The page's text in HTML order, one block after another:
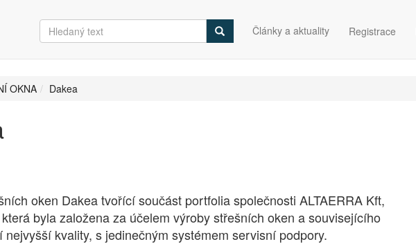
Články a aktuality Registrace
OKNA Dakea
oken Dakea tvořící součást portfolia společnosti ALTAERRA Kft,
byla založena za účelem výroby střešních oken a souvisejícího
nejvyšší kvality, s jedinečným systémem servisní podpory.